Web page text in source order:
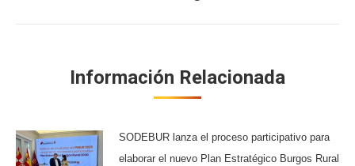
Información Relacionada
SODEBUR lanza el proceso participativo para
elaborar el nuevo Plan Estratégico Burgos Rural